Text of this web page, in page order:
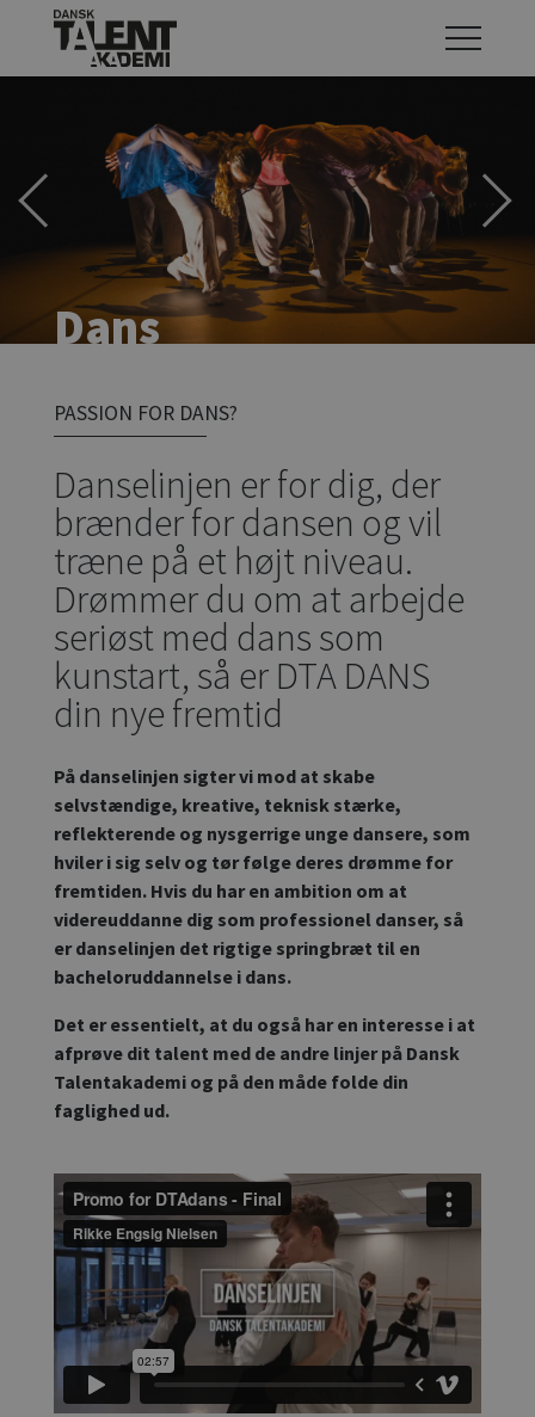
Previous
Dans
Dans
Dans
Dans
Dans
Dans
Next
PASSION FOR DANS?
Danselinjen er for dig, der
brænder for dansen og vil
træne på et højt niveau.
Drømmer du om at arbejde
seriøst med dans som
kunstart, så er DTA DANS
din nye fremtid
På danselinjen sigter vi mod at skabe
selvstændige, kreative, teknisk stærke,
reflekterende og nysgerrige unge dansere, som
hviler i sig selv og tør følge deres drømme for
fremtiden. Hvis du har en ambition om at
videreuddanne dig som professionel danser, så
er danselinjen det rigtige springbræt til en
bacheloruddannelse i dans.
Det er essentielt, at du også har en interesse i at
afprøve dit talent med de andre linjer på Dansk
Talentakademi og på den måde folde din
faglighed ud.